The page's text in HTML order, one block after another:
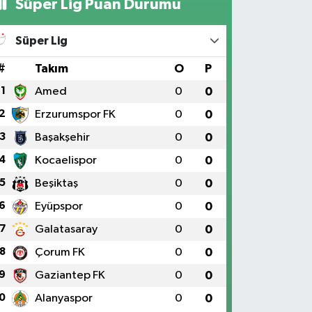
Süper Lig Puan Durumu
Süper Lig
Takım O P
1 Amed 0 0
Erzurumspor FK 0 0
3 Başakşehir 0 0
Kocaelispor 0 0
5 Beşiktaş 0 0
Eyüpspor 0 0
7 Galatasaray 0 0
8 Çorum FK 0 0
Gaziantep FK 0 0
Alanyaspor 0 0